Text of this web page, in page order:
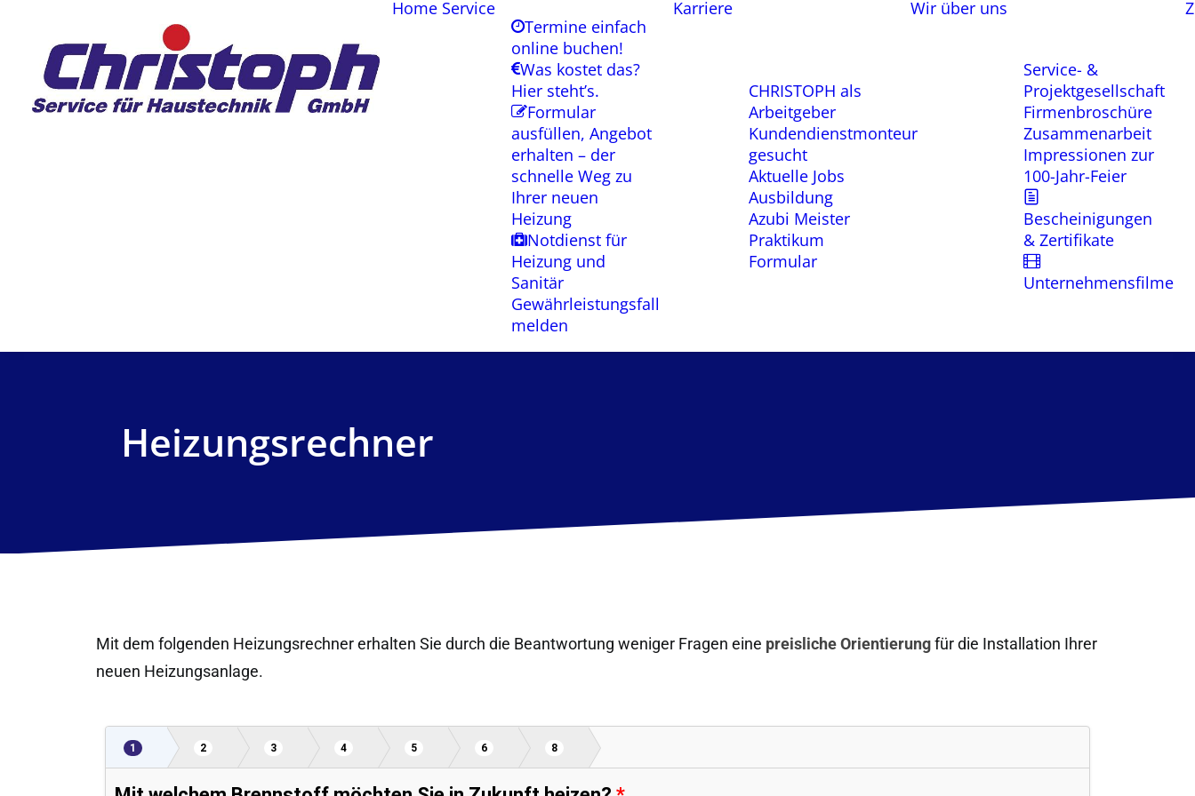
Home Service
Termine einfach
online buchen!
Was kostet das?
Hier steht’s.
Formular
ausfüllen, Angebot
erhalten – der
schnelle Weg zu
Ihrer neuen
Heizung
Notdienst für
Heizung und
Sanitär
Gewährleistungsfall
melden
Karriere
CHRISTOPH als
Arbeitgeber
Kundendienstmonteur
gesucht
Aktuelle Jobs
Ausbildung
Azubi Meister
Praktikum
Formular
Wir über uns
Service- &
Projektgesellschaft
Firmenbroschüre
Zusammenarbeit
Impressionen zur
100-Jahr-Feier
Bescheinigungen
& Zertifikate
Unternehmensfilme
Heizungsrechner
Mit dem folgenden Heizungsrechner erhalten Sie durch die Beantwortung weniger Fragen eine preisliche Orientierungfür die Installation Ihrer
neuen Heizungsanlage.